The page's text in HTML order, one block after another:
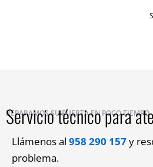
REPARAMOS SU PUERTA EN POCO TIEMPO
Servicio técnico para
Llámenos al 958 290 157y
problema.